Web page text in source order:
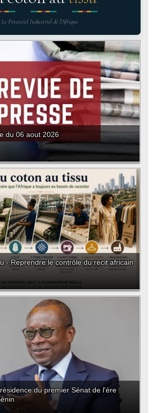
Le Potentiel Industriel de l'Afrique
du 06 aout 2026
- Reprendre le contrôle du récit africain
du premier Sénat de l'ère